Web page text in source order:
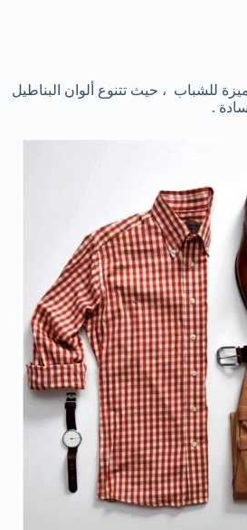
للشباب ، حيث تتنوع ألوان البناطيل
.